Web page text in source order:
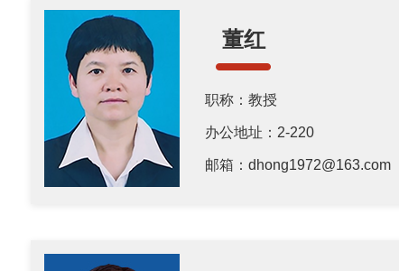
董红
职称：教授
办公地址：2-220
邮箱：dhong1972@163.com